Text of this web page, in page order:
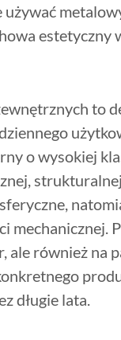
estetyczny
to
o wysokiej
mechanicznej.
ale również na
długie lata.